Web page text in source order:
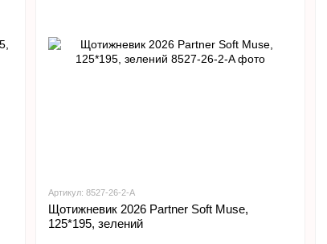
Артикул: 8527-26-2-A
Щотижневик 2026 Partner Soft Muse,
125*195, зелений